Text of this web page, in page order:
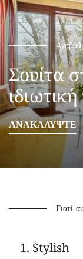
Σουίτα
ΑΝΑΚΑΛΥΨΤΕ
Γιατί
Stylish